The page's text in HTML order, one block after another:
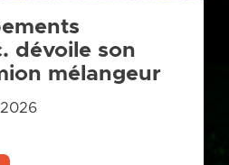
dévoile son
mélangeur